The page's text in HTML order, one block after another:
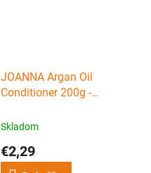
JOANNA Argan Oil
Conditioner 200g -
suché a poškodené vlasy
Skladom
€2,29